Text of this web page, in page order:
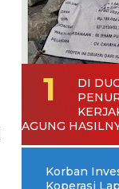
DI
AGUNG
Korban
Koperasi